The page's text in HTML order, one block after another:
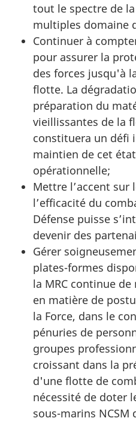
tout le spectre de
multiples domaine
Continuer à
pour assurer la
des forces jusqu'à
flotte. La
préparation du
vieillissantes de la
constituera un défi
maintien de cet
opérationnelle;
Mettre l’accent sur
l’efficacité du
Défense puisse
devenir des
Gérer
plates-formes
la MRC continue
en matière de
la Force, dans le
pénuries de
groupes
croissant dans la
d'une flotte de
nécessité de doter
sous-marins NCSM